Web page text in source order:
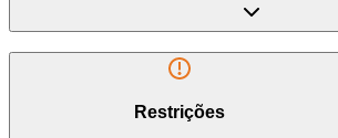
Restrições